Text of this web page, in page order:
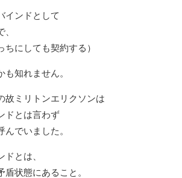
インドとして
ちにしても契約する）
も知れません。
故ミリトンエリクソンは
ドとは言わず
でいました。
とは、
状態にあること。